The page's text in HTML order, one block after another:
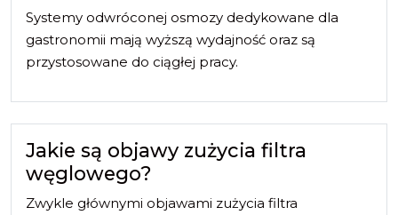
Systemy odwróconej osmozy dedykowane dla
gastronomii mają wyższą wydajność oraz są
przystosowane do ciągłej pracy.
Jakie są objawy zużycia filtra
węglowego?
Zwykle głównymi objawami zużycia filtra